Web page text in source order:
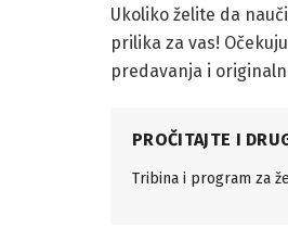
Ukoliko želite da
prilika za vas!
predavanja i
PROČITAJTE I
Tribina i program za